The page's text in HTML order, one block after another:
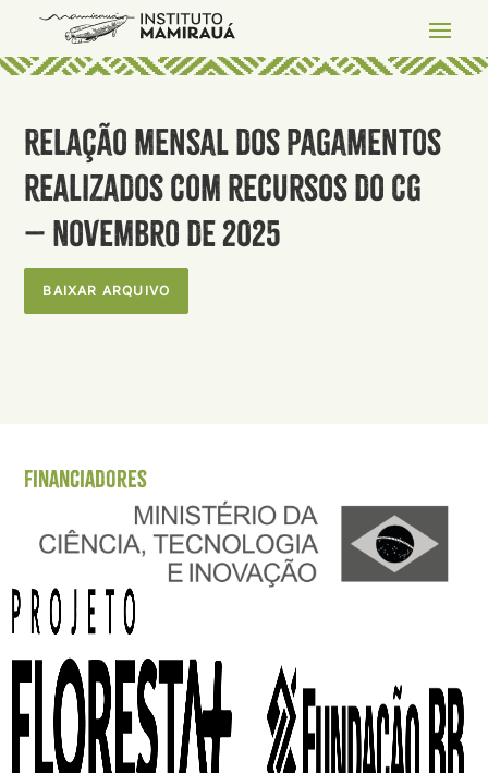
Relação mensal dos pagamentos
realizados com recursos do CG
– Novembro de 2025
BAIXAR ARQUIVO
Financiadores